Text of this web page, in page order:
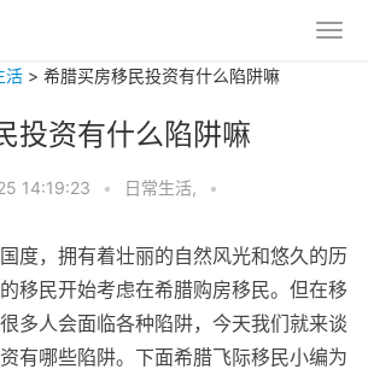
活 > 希腊买房移民投资有什么陷阱嘛
投资有什么陷阱嘛
14:19:23 • 日常生活, •
度，拥有着壮丽的自然风光和悠久的历
移民开始考虑在希腊购房移民。但在移
多人会面临各种陷阱，今天我们就来谈
有哪些陷阱。下面希腊飞际移民小编为